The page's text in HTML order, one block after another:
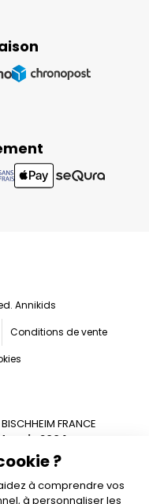
?
à comprendre vos
à personnaliser les
Annikids
Conditions de vente
FRANCE
2004